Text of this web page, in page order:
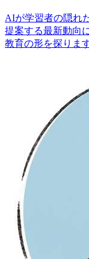
AIが学習者の隠れ
提案する最新動向
教育の形を探ります